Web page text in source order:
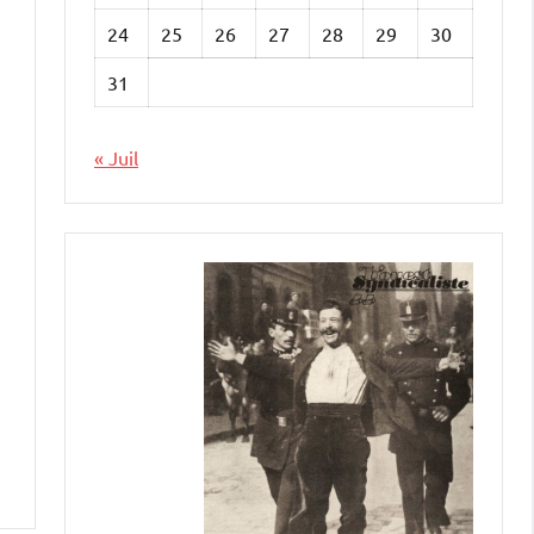
24 25 26 27 28 29 30
31
« Juil